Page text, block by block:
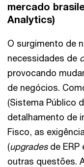
mercado
Analytics)
O surgimento de
necessidades de
provocando
de negócios.
(Sistema Público
detalhamento de
Fisco, as
(upgrades de
outras questões.